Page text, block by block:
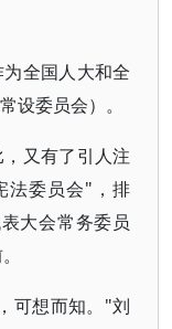
全国人大和全
设委员会）。
又有了引人注
法委员会"，排
大会常务委员
可想而知。"刘